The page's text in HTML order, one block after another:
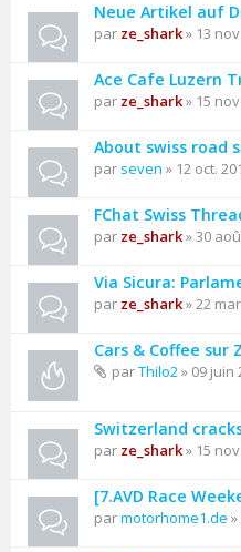
Neue Artikel auf
par ze_shark» 13
Ace Cafe Luzern
par ze_shark» 15
About swiss road
par seven » 12 oct.
FChat Swiss
par ze_shark» 30
Via Sicura:
par ze_shark» 22
Cars & Coffee sur
parThilo2» 09 juin
Switzerland
par ze_shark» 15
[7.AVD Race
parmotorhome1.de